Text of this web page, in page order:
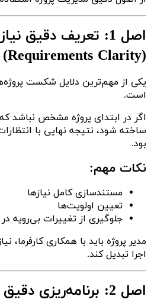
اصل 1: تعریف دقیق
(Requirements Clarity)
یکی از مهم‌ترین دلایل شکست
است.
اگر در ابتدای پروژه مشخص نباشد
ساخته شود، نتیجه نهایی با
بود.
نکات مهم:
مستندسازی کامل نیازها
تعیین اولویت‌ها
جلوگیری از تغییرات بی‌رویه در
مدیر پروژه باید با همکاری کارفرما،
اجرا تبدیل کند.
اصل 2: برنامه‌ریزی دقیق و واقع‌بینانه